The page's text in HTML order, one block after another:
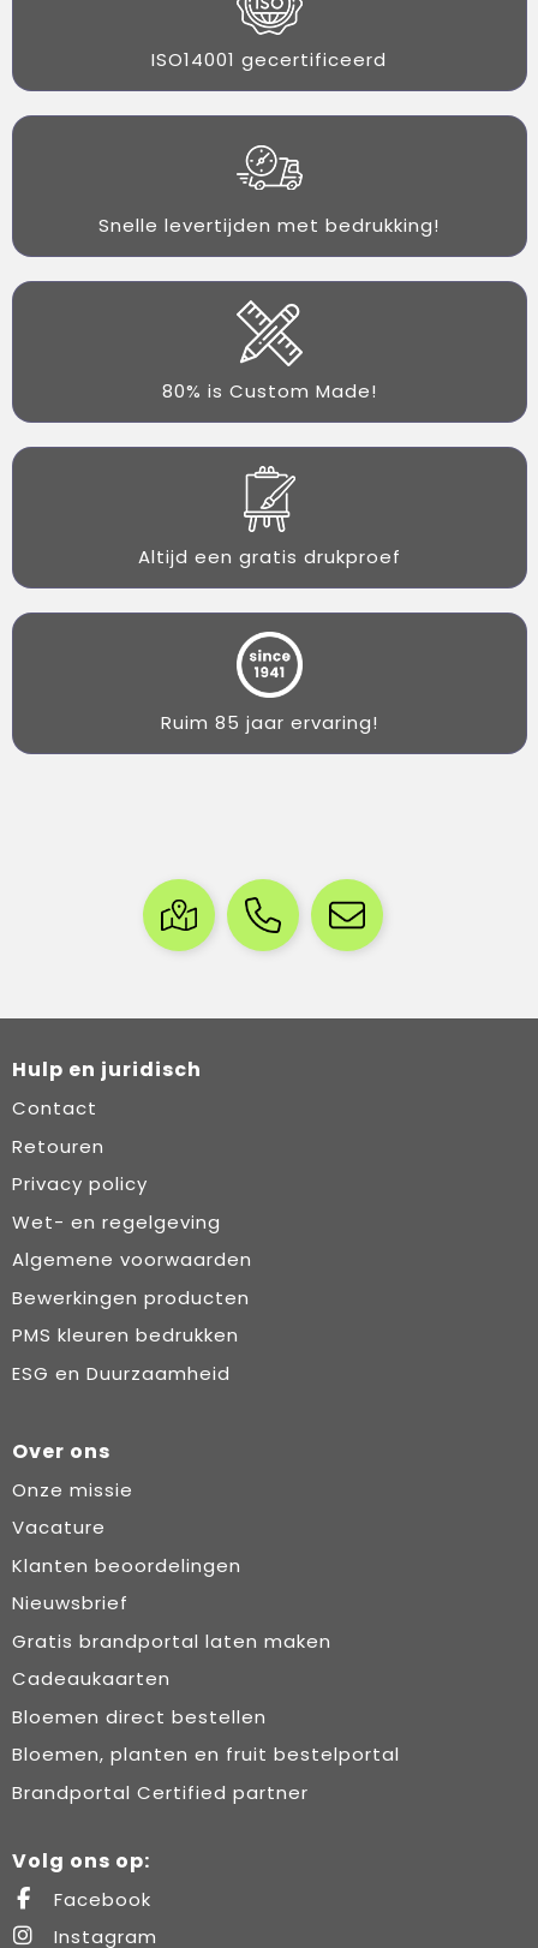
ISO14001 gecertificeerd
Snelle levertijden met bedrukking!
80% is Custom Made!
Altijd een gratis drukproef
Ruim 85 jaar ervaring!
Hulp en juridisch
Contact
Retouren
Privacy policy
Wet- en regelgeving
Algemene voorwaarden
Bewerkingen producten
PMS kleuren bedrukken
ESG en Duurzaamheid
Over ons
Onze missie
Vacature
Klanten beoordelingen
Nieuwsbrief
Gratis brandportal laten maken
Cadeaukaarten
Bloemen direct bestellen
Bloemen, planten en fruit bestelportal
Brandportal Certified partner
Volg ons op:
Facebook
Instagram